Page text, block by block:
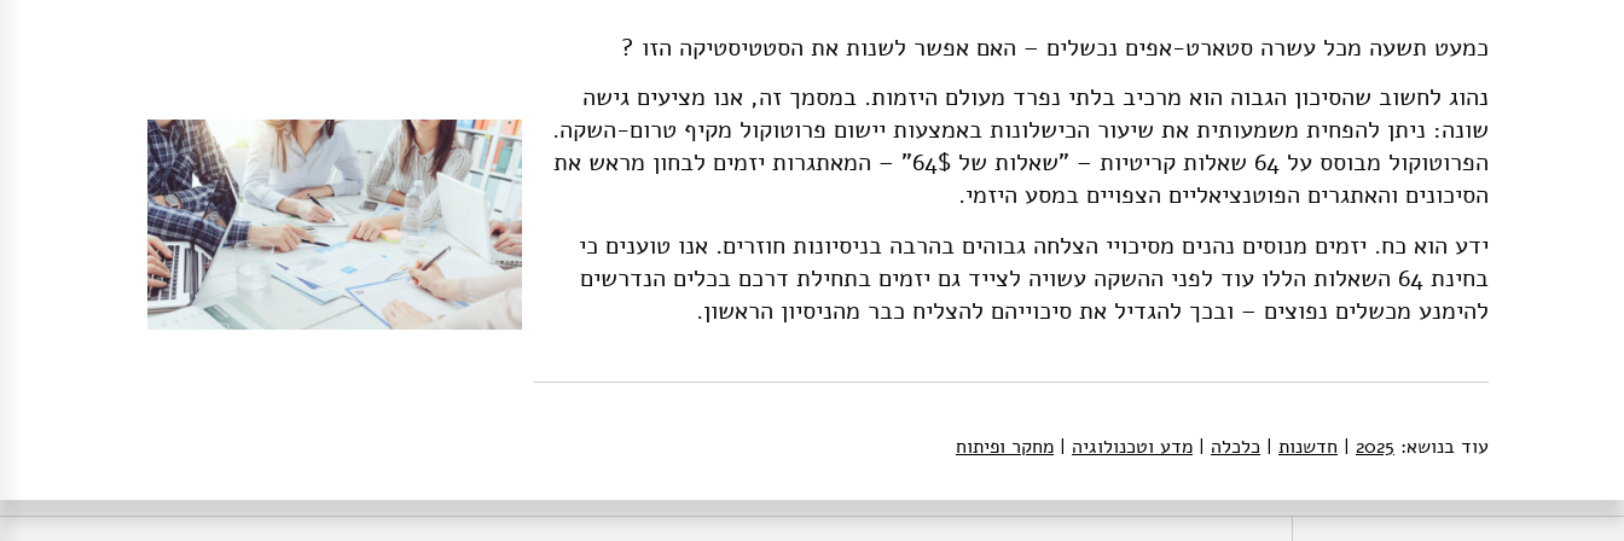
כמעט תשעה מכל עשרה סטארט-אפים נכשלים – האם אפשר לשנות את הסטטיסטיקה הזו ?
נהוג לחשוב שהסיכון הגבוה הוא מרכיב בלתי נפרד מעולם היזמות. במסמך זה, אנו מציעים גישה
שונה: ניתן להפחית משמעותית את שיעור הכישלונות באמצעות יישום פרוטוקול מקיף טרום-השקה.
הפרוטוקול מבוסס על 64 שאלות קריטיות – "שאלות של 64$" – המאתגרות יזמים לבחון מראש את
הסיכונים והאתגרים הפוטנציאליים הצפויים במסע היזמי.
ידע הוא כח. יזמים מנוסים נהנים מסיכויי הצלחה גבוהים בהרבה בניסיונות חוזרים. אנו טוענים כי
בחינת 64 השאלות הללו עוד לפני ההשקה עשויה לצייד גם יזמים בתחילת דרכם בכלים הנדרשים
להימנע מכשלים נפוצים – ובכך להגדיל את סיכוייהם להצליח כבר מהניסיון הראשון.
עוד בנושא: 2025
| חדשנות | כלכלה | מדע וטכנולוגיה | מחקר ופיתוח